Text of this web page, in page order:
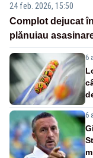
24 feb. 2026, 15:50
Complot dejucat
plănuiau
6
6